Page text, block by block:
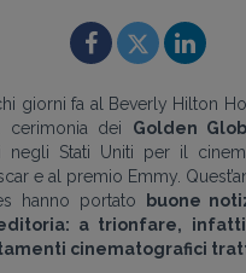
giorni fa al Beverly Hilton
cerimonia dei Golden
negli Stati Uniti per il
e al premio Emmy.
hanno portato
buone
a trionfare,
cinematografici